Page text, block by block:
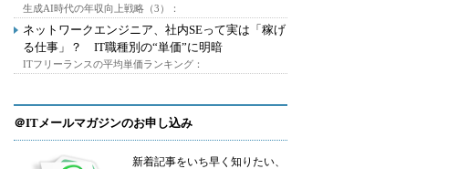
生成AI時代の年収向上戦略（3）：
ネットワークエンジニア、社内SEって実は「稼げ
る仕事」？ IT職種別の“単価”に明暗
ITフリーランスの平均単価ランキング：
＠ITメールマガジンのお申し込み
新着記事をいち早く知りたい、